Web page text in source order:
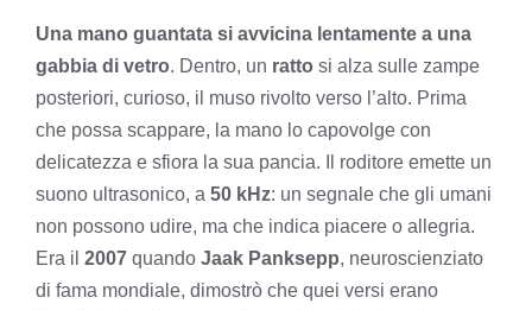
Una mano guantata si avvicina lentamente a una
gabbia di vetro. Dentro, un ratto si alza sulle zampe
posteriori, curioso, il muso rivolto verso l’alto. Prima
che possa scappare, la mano lo capovolge con
delicatezza e sfiora la sua pancia. Il roditore emette un
suono ultrasonico, a 50 kHz: un segnale che gli umani
non possono udire, ma che indica piacere o allegria.
Era il 2007 quando Jaak Panksepp, neuroscienziato
di fama mondiale, dimostrò che quei versi erano